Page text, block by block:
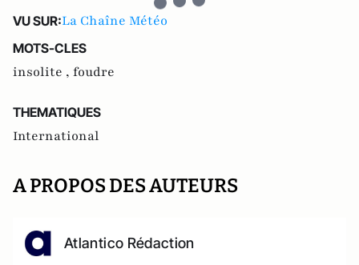
VU SUR:La Chaîne Météo
MOTS-CLES
insolite , foudre
THEMATIQUES
International
A PROPOS DES AUTEURS
Atlantico Rédaction